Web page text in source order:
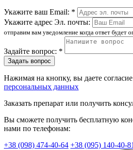
Укажите ваш Email: *
Укажите адрес Эл. почты:
отправим вам уведомление когда ответ будет
Задайте вопрос: *
Задать вопрос
Нажимая на кнопку, вы даете
персональных данных
Заказать препарат или получить
Вы сможете получить бесплатную
нами по телефонам:
+38 (098) 474-40-64 +38 (095) 140-40-